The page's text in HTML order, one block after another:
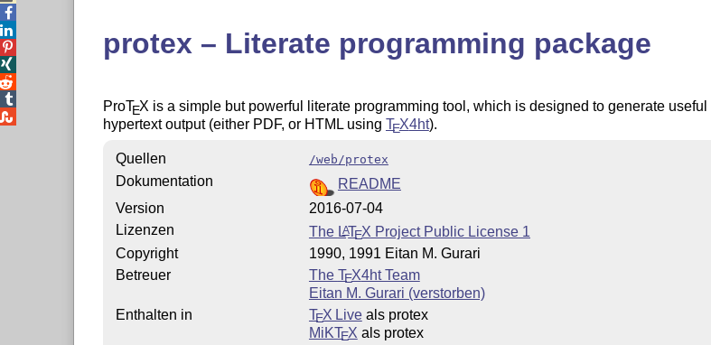
protex – Literate programming package
ProTEX is a simple but powerful literate programming tool, which is designed to generate useful
hypertext output (either PDF, or HTML using TEX4ht).
Quellen /web/protex
Dokumentation
README
Version
2016-07-04
Lizenzen
The LATEX Project Public License 1
Copyright
1990, 1991 Eitan M. Gurari
Betreuer
The TEX4ht Team
Eitan M. Gurari (verstorben)
Enthalten in
TEX Liveals protex
MiKTEX als protex




